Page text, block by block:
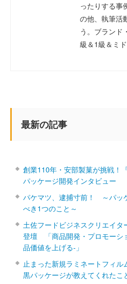
ったりする事
の他、執筆活
う。ブランド
級＆1級＆ミ
最新の記事
創業110年・安部製菓が挑戦！
パッケージ開発インタビュー
パケマツ、逮捕寸前！ ～パッ
べき1つのこと～
土佐フードビジネスクリエイ
登壇 「商品開発・プロモーシ
品価値を上げる‐」
止まった新規ラミネートフィル
黒パッケージが教えてくれたこ